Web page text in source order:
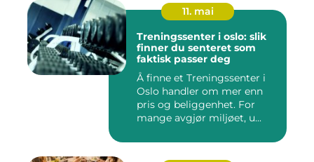
11. mai
Treningssenter i oslo: slik
finner du senteret som
faktisk passer deg
Å finne et Treningssenter i
Oslo handler om mer enn
pris og beliggenhet. For
mange avgjør miljøet, u...